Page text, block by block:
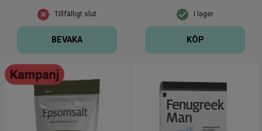
Tillfälligt slut
BEVAKA
I lager
KÖP